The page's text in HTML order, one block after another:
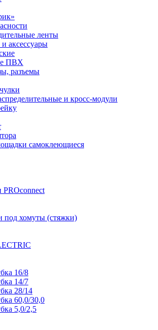
ленты
аксессуары
ПВХ
разъемы
и кросс-модули
самоклеющиеся
хомуты (стяжки)
16/8
14/7
28/14
60,0/30,0
5,0/2,5